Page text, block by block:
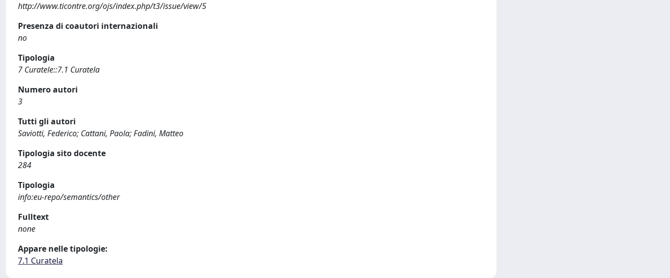
http://www.ticontre.org/ojs/index.php/t3/issue/view/5
Presenza di coautori internazionali
no
Tipologia
7 Curatele::7.1 Curatela
Numero autori
3
Tutti gli autori
Saviotti, Federico; Cattani, Paola; Fadini, Matteo
Tipologia sito docente
284
Tipologia
info:eu-repo/semantics/other
Fulltext
none
Appare nelle tipologie:
7.1 Curatela